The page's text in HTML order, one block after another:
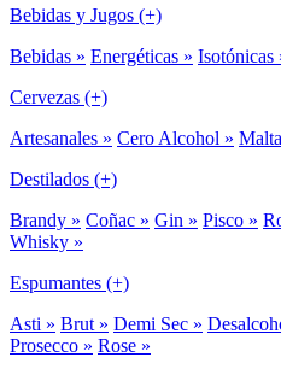
Bebidas y Jugos (+)
Bebidas » Energéticas » Isotónicas
Cervezas (+)
Artesanales » Cero Alcohol »
Destilados (+)
Brandy » Coñac » Gin » Pisco »
Whisky »
Espumantes (+)
Asti » Brut » Demi Sec »
Prosecco » Rose »